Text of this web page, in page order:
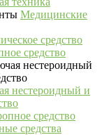
Медицинские
средство
средство
нестероидный и
средство
средства